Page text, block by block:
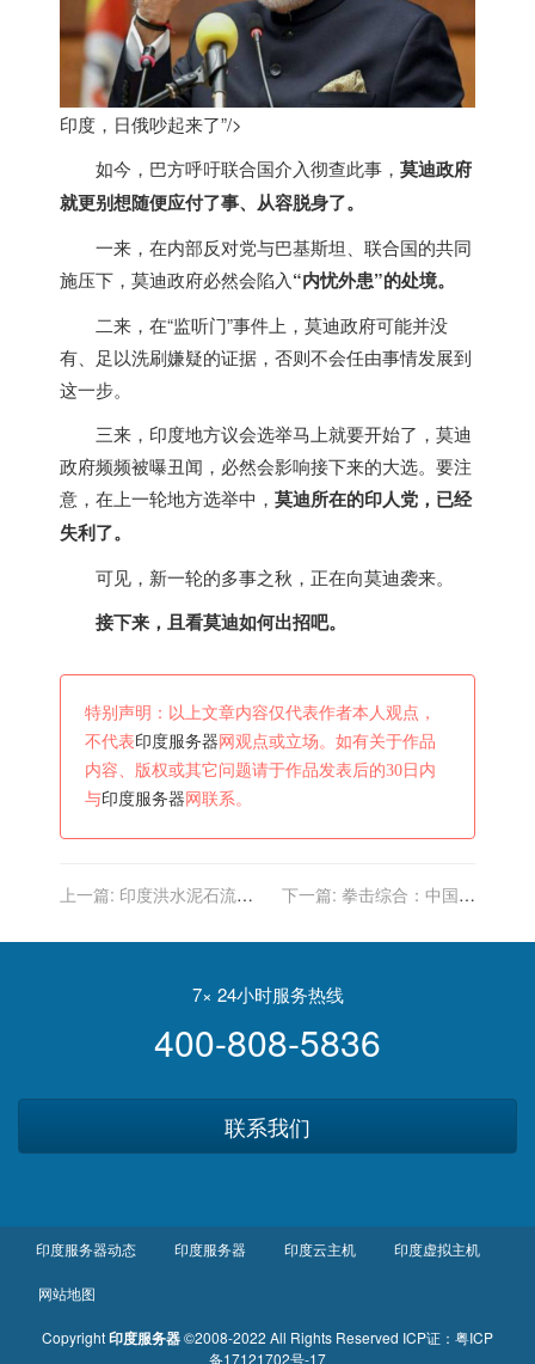
印度，日俄吵起来了”/>
如今，巴方呼吁联合国介入彻查此事， 莫迪政府
就更别想随便应付了事、从容脱身了。
一来，在内部反对党与巴基斯坦、联合国的共同
施压下，莫迪政府必然会陷入“内忧外患”的处境。
二来，在“监听门”事件上，莫迪政府可能并没
有、足以洗刷嫌疑的证据，否则不会任由事情发展到
这一步。
三来， 印度地方议会选举马上就要开始了，莫迪
政府频频被曝丑闻，必然会影响接下来的大选。要注
意，在上一轮地方选举中， 莫迪所在的印人党，已经
失利了。
可见，新一轮的多事之秋，正在向莫迪袭来。
接下来，且看莫迪如何出招吧。
特别声明：以上文章内容仅代表作者本人观点，
不代表 印度服务器 网观点或立场。如有关于作品
内容、版权或其它问题请于作品发表后的30日内
与印度服务器 网联系。
上一篇: 印度洪水泥石流灾
失踪
下一篇: 拳击综合：中国选
运
7× 24小时服务热线
400-808-5836
联系我们
印度服务器动态 印度服务器 印度云主机 印度虚拟主机
网站地图
Copyright印度服务器©2008-2022 All Rights Reserved ICP证： 粤ICP
备17121702号-17